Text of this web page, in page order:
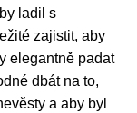
ladil s
zajistit, aby
elegantně padat
dbát na to,
a aby byl